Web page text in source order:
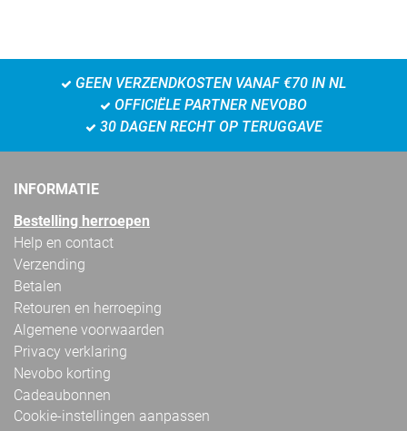
GEEN VERZENDKOSTEN VANAF €70 IN NL
OFFICIËLE PARTNER NEVOBO
30 DAGEN RECHT OP TERUGGAVE
INFORMATIE
Bestelling herroepen
Help en contact
Verzending
Betalen
Retouren en herroeping
Algemene voorwaarden
Privacy verklaring
Nevobo korting
Cadeaubonnen
Cookie-instellingen aanpassen